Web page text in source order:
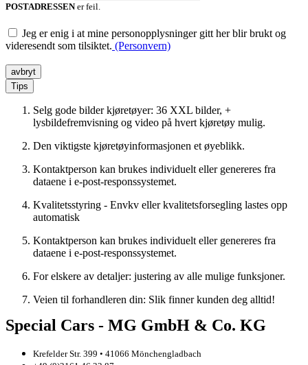
POSTADRESSENer feil.
Jeg er enig i at mine personopplysninger gitt her blir brukt og
videresendt som tilsiktet. (Personvern)
avbryt
Tips
Selg gode bilder kjøretøyer: 36 XXL bilder, +
lysbildefremvisning og video på hvert kjøretøy mulig.
Den viktigste kjøretøyinformasjonen et øyeblikk.
Kontaktperson kan brukes individuelt eller genereres fra
dataene i e-post-responssystemet.
Kvalitetsstyring - Envkv eller kvalitetsforsegling lastes opp
automatisk
Kontaktperson kan brukes individuelt eller genereres fra
dataene i e-post-responssystemet.
For elskere av detaljer: justering av alle mulige funksjoner.
Veien til forhandleren din: Slik finner kunden deg alltid!
Special Cars - MG GmbH & Co. KG
Krefelder Str. 399 • 41066 Mönchengladbach